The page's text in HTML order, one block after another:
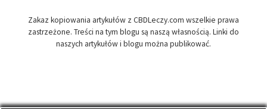
Zakaz kopiowania artykułów z CBDLeczy.com wszelkie prawa
zastrzeżone. Treści na tym blogu są naszą własnością. Linki do
naszych artykułów i blogu można publikować.